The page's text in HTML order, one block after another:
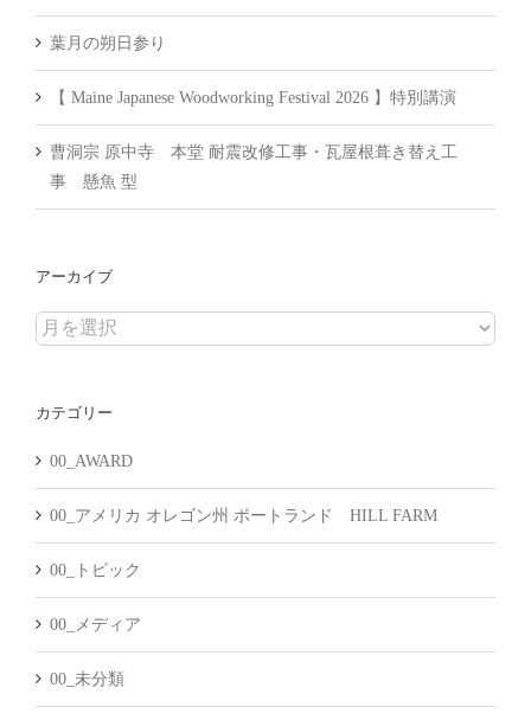
葉月の朔日参り
【 Maine Japanese Woodworking Festival 2026 】特別講演
曹洞宗 原中寺 本堂 耐震改修工事・瓦屋根葺き替え工
事 懸魚 型
アーカイブ
ア
イ
カテゴリー
00_AWARD
00_アメリカ オレゴン州 ポートランド HILL FARM
00_トピック
00_メディア
00_未分類